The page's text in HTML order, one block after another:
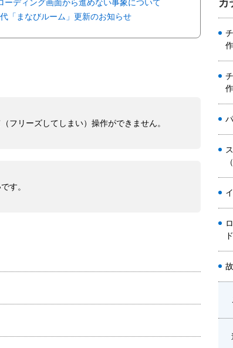
カ
ーディング画面から進めない事象について
「まなびルーム」更新のお知らせ
フリーズしてしまい）操作ができません。
す。